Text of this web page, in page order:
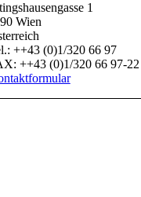
1
Wien
++43 (0)1/320 66 97
++43 (0)1/320 66 97-22